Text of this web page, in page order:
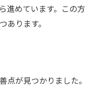
進めています。この方
あります。
点が見つかりました。